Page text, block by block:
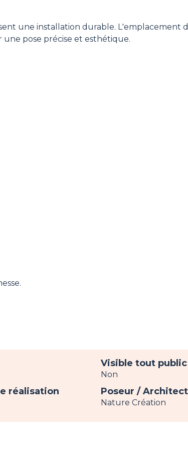
une installation durable. L'emplacement
pose précise et esthétique.
réalisation
Visible tout public
Non
Poseur /
Nature Création